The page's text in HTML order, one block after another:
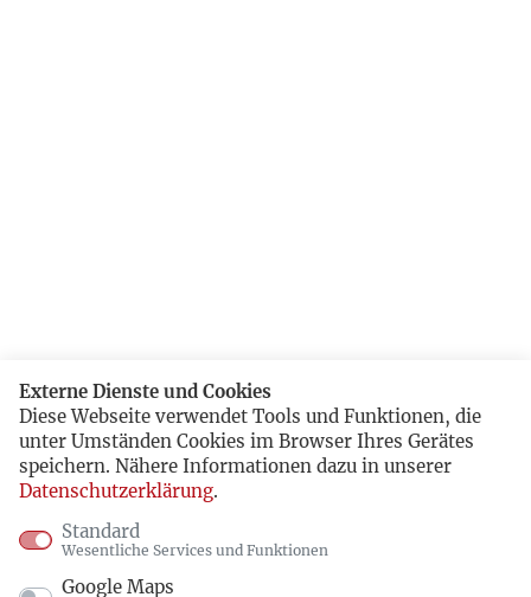
Externe Dienste und Cookies
Diese Webseite verwendet Tools und Funktionen, die
unter Umständen Cookies im Browser Ihres Gerätes
speichern. Nähere Informationen dazu in unserer
Datenschutzerklärung.
Standard
Wesentliche Services und Funktionen
Google Maps